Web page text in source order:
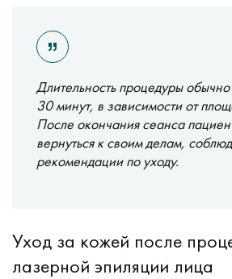
Длительность процедуры обычно
30 минут, в зависимости от
После окончания сеанса
вернуться к своим делам,
рекомендации по уходу.
Уход за кожей после
лазерной эпиляции лица